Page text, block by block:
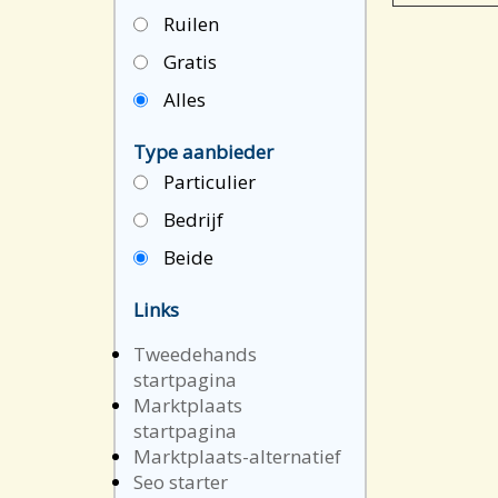
Ruilen
Gratis
Alles
Type aanbieder
Particulier
Bedrijf
Beide
Links
Tweedehands
startpagina
Marktplaats
startpagina
Marktplaats-alternatief
Seo starter